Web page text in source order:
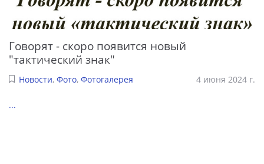
Говорят - скоро появится новый
"тактический знак"
Новости, Фото, Фотогалерея 4 июня 2024 г.
...